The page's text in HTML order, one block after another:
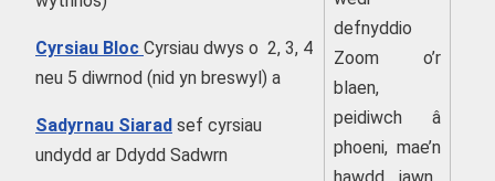
defnyddio
Zoom o’r
blaen,
peidiwch â
phoeni, mae’n
Cyrsiau Bloc Cyrsiau dwys o 2, 3, 4
neu 5 diwrnod (nid yn breswyl) a
Sadyrnau Siarad sef cyrsiau
undydd ar Ddydd Sadwrn